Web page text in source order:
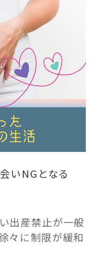
いNGとなる
出産禁止が一般
々に制限が緩和